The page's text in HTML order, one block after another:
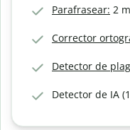
Parafrasear: 2
Corrector
Detector de
Detector de IA